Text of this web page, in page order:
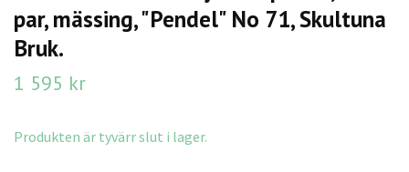
par, mässing, "Pendel" No 71, Skultuna
Bruk.
1 595 kr
Produkten är tyvärr slut i lager.